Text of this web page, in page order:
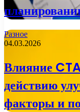
Разное
04.03.2026
Влияние
действию
факторы и